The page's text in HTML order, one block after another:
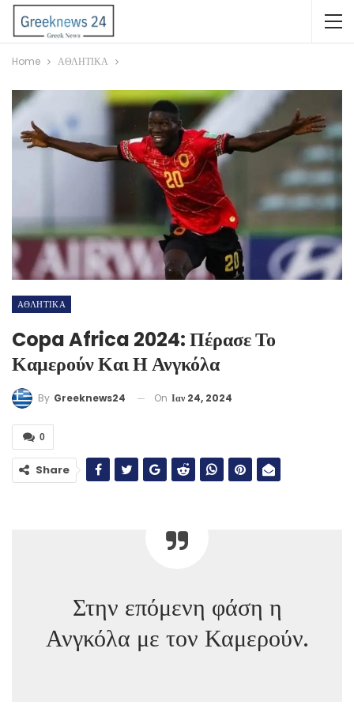
Home ΑΘΛΗΤΙΚΑ
ΑΘΛΗΤΙΚΑ
Copa Africa 2024: Πέρασε Το
Καμερούν Και Η Ανγκόλα
By Greeknews24 On Ιαν 24, 2024
0
Share
Στην επόμενη φάση η
Ανγκόλα με τον Καμερούν.